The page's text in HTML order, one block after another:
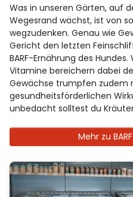
Was in unseren Gärten, auf
Wegesrand wächst, ist von
wegzudenken. Genau wie
Gericht den letzten
BARF-Ernährung des
Vitamine bereichern dabei
Gewächse trumpfen zudem
gesundheitsförderlichen
unbedacht solltest du
Mehr zu